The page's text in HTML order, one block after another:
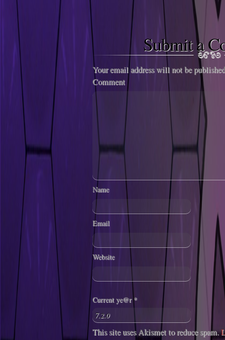
Submit a
Your email address will not be
Comment
Name
Email
Website
Current ye@r *
This site uses Akismet to reduce spam.